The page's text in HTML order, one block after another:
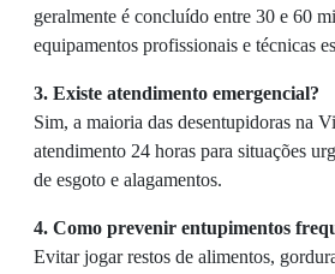
geralmente é concluído entre 30 e 60
equipamentos profissionais e técnicas
3. Existe atendimento emergencial?
Sim, a maioria das desentupidoras na
atendimento 24 horas para situações
de esgoto e alagamentos.
4. Como prevenir entupimentos
Evitar jogar restos de alimentos,